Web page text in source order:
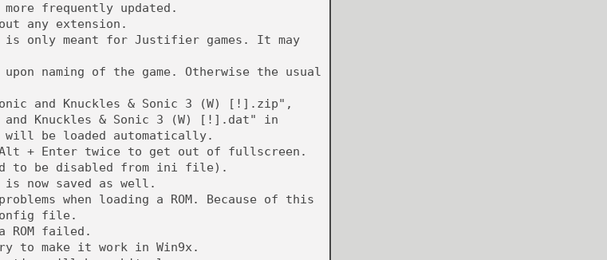
frequently updated.
any extension.
is only meant for Justifier games. It may
naming of the game. Otherwise the usual
and Knuckles & Sonic 3 (W) [!].zip",
Knuckles & Sonic 3 (W) [!].dat" in
be loaded automatically.
Alt + Enter twice to get out of fullscreen.
to be disabled from ini file).
now saved as well.
when loading a ROM. Because of this
config file.
ROM failed.
to make it work in Win9x.